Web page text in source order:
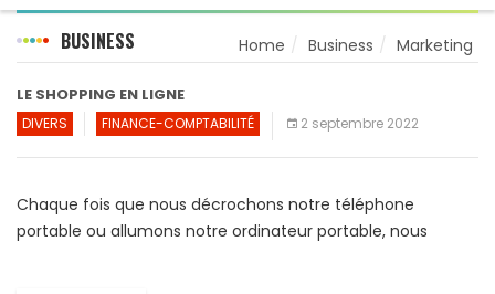
BUSINESS Home Business Marketing
LE SHOPPING EN LIGNE
DIVERS FINANCE-COMPTABILITÉ 2 septembre 2022
Chaque fois que nous décrochons notre téléphone
portable ou allumons notre ordinateur portable, nous